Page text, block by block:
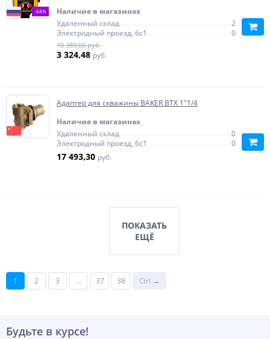
-68%
Наличие в магазинах
Удаленный склад
2
Электродный проезд, 6с1
0
10 389,00 руб.
3 324,48 руб.
Адаптер для скважины BAKER BTX 1"1/4
Наличие в магазинах
Удаленный склад
0
Электродный проезд, 6с1
0
17 493,30 руб.
ПОКАЗАТЬ
ЕЩЁ
1 2 3 ... 37 38 Ctrl →
Будьте в курсе!